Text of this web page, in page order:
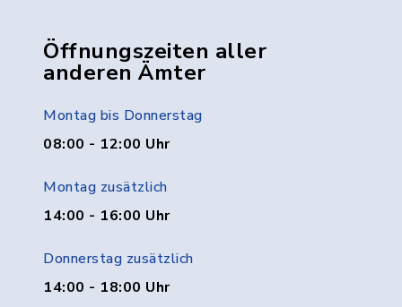
Öffnungszeiten aller
anderen Ämter
Montag bis Donnerstag
08:00 - 12:00 Uhr
Montag zusätzlich
14:00 - 16:00 Uhr
Donnerstag zusätzlich
14:00 - 18:00 Uhr